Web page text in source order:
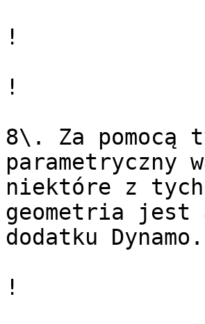
!
!
8\. Za pomocą
parametryczny
niektóre z
geometria jest
dodatku Dynamo.
!